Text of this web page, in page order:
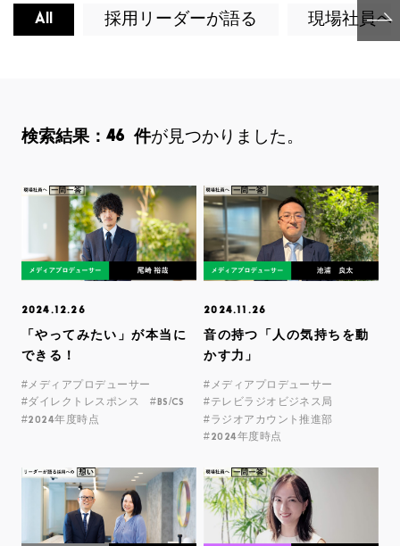
All 採用リーダーが語る 現場社員へ
Next
検索結果： 46件が見つかりました。
2024.12.26
「やってみたい」が本当に
できる！
#メディアプロデューサー
#ダイレクトレスポンス
#BS/CS
#2024年度時点
2024.11.26
音の持つ「人の気持ちを動
かす力」
#メディアプロデューサー
#テレビラジオビジネス局
#ラジオアカウント推進部
#2024年度時点